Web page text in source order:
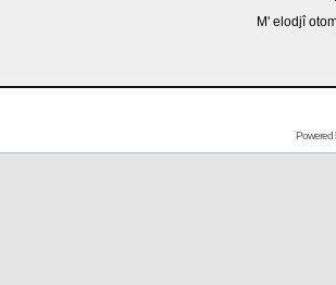
M' elodjî
Powered